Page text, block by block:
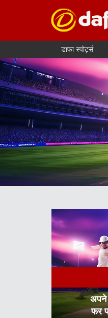
डाफा स्पोर्ट्स
अपने
फर